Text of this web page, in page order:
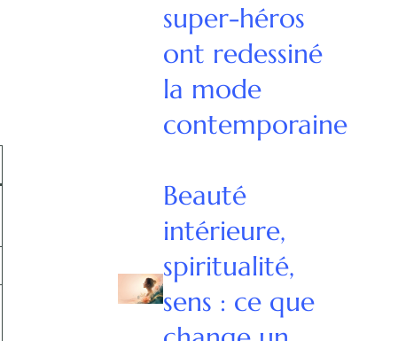
super-héros
ont redessiné
la mode
contemporaine
Beauté
intérieure,
spiritualité,
sens : ce que